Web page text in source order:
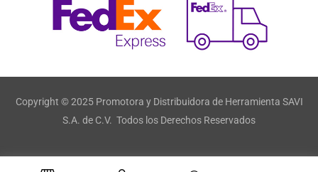
Copyright © 2025 Promotora y Distribuidora de Herramienta SAVI
S.A. de C.V. Todos los Derechos Reservados